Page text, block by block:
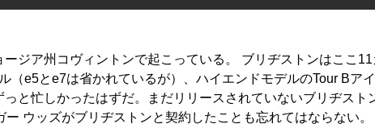
ージア州コヴィントンで起こっている。 ブリヂストンはここ
（e5とe7は省かれているが）、ハイエンドモデルのTour B
っと忙しかったはずだ。まだリリースされていないブリヂス
ー ウッズがブリヂストンと契約したことも忘れてはならない